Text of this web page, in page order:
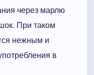
через марлю
При таком
нежным и
в